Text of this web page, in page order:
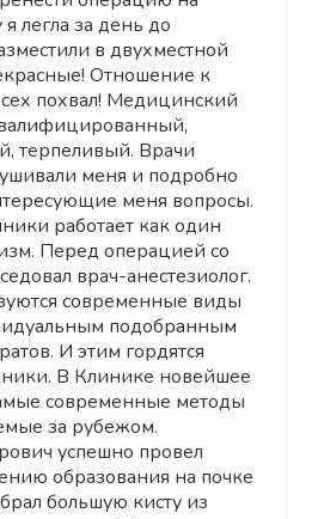
легла за день до
в двухместной
Отношение к
похвал! Медицинский
терпеливый. Врачи
меня и подробно
меня вопросы.
работает как один
Перед операцией со
врач-анестезиолог.
современные виды
подобранным
И этим гордятся
В Клинике новейшее
современные методы
за рубежом.
успешно провел
образования на почке
большую кисту из